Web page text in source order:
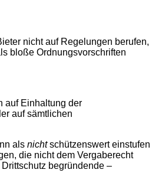
nicht auf Regelungen berufen,
bloße Ordnungsvorschriften
auf Einhaltung der
auf sämtlichen
als nichtschützenswert einstufen
die nicht dem Vergaberecht
begründende –